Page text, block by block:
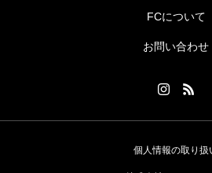
FCについて
お問い合わせ
個人情報の取り扱